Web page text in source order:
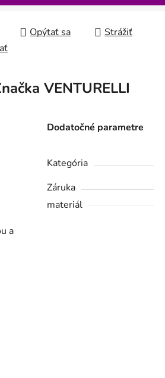
Opýtať sa
Strážiť
VENTURELLI
a
Dodatočné parametre
Kategória
Záruka
materiál